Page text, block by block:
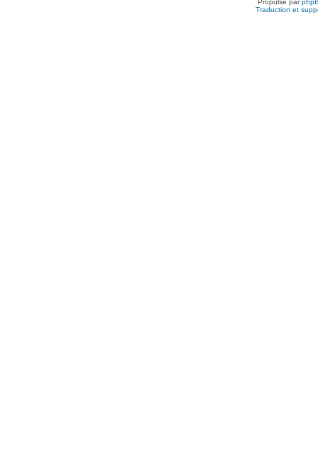
Propulsé par
Traduction et